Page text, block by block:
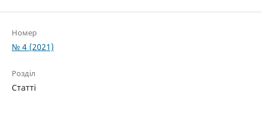
Номер
№ 4 (2021)
Розділ
Статті